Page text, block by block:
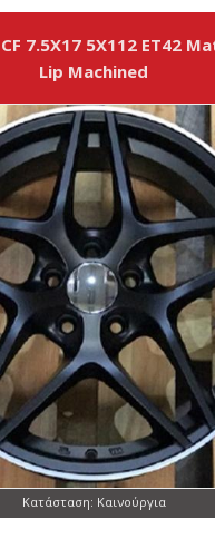
CF 7.5X17 5X112 ET42
Lip Machined
Κατάσταση: Καινούργια